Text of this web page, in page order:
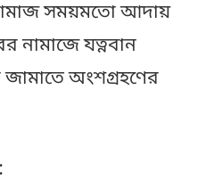
সময়মতো আদায়
নামাজে যত্নবান
অংশগ্রহণের